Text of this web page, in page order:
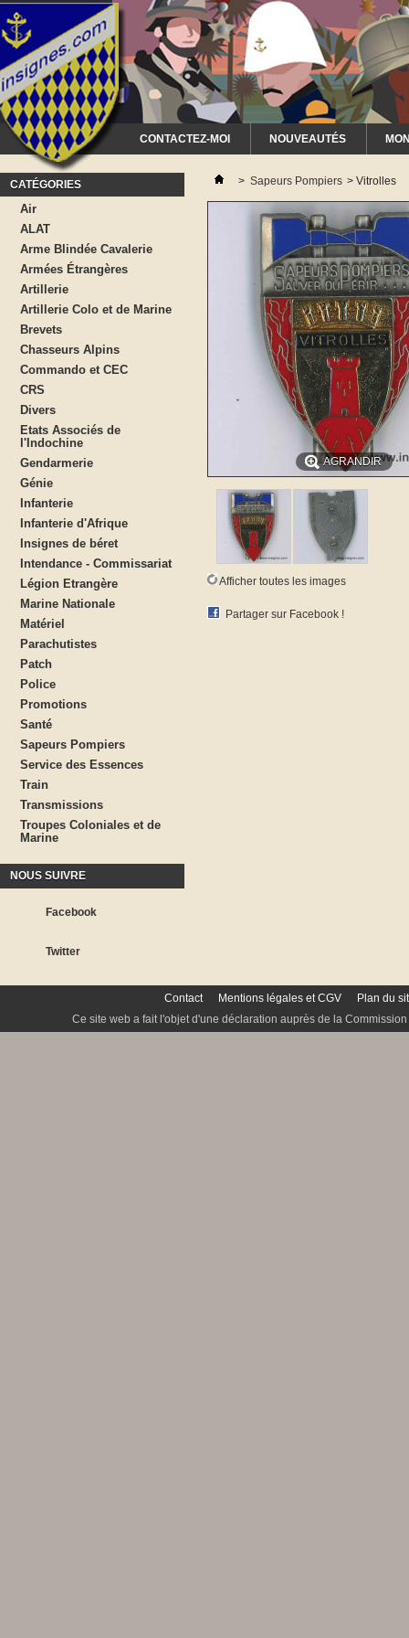
CONTACTEZ-MOI NOUVEAUTÉS
CATÉGORIES
Air
ALAT
Arme Blindée Cavalerie
Armées Étrangères
Artillerie
Artillerie Colo et de Marine
Brevets
Chasseurs Alpins
Commando et CEC
CRS
Divers
Etats Associés de
l'Indochine
Gendarmerie
Génie
Infanterie
Infanterie d'Afrique
Insignes de béret
Intendance - Commissariat
Légion Etrangère
Marine Nationale
Matériel
Parachutistes
Patch
Police
Promotions
Santé
Sapeurs Pompiers
Service des Essences
Train
Transmissions
Troupes Coloniales et de
Marine
NOUS SUIVRE
Facebook
Twitter
> Sapeurs Pompiers > Vitrolles
AGRANDIR
Afficher toutes les images
Partager sur Facebook !
Contact Mentions légales et CGV
Plan du
Ce site web a fait l'objet d'une déclaration auprès de la